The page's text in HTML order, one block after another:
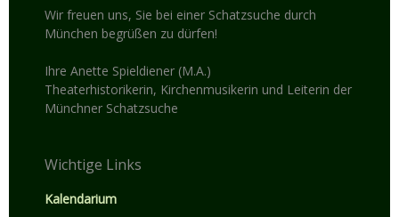
Wir freuen uns, Sie bei einer Schatzsuche durch
München begrüßen zu dürfen!
Ihre Anette Spieldiener (M.A.)
Theaterhistorikerin, Kirchenmusikerin und Leiterin der
Münchner Schatzsuche
Wichtige Links
Kalendarium